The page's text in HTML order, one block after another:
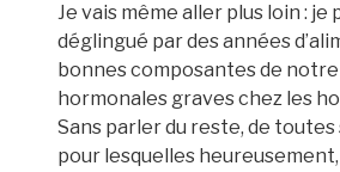
Je vais même aller plus loin :
déglingué par des années
bonnes composantes de
hormonales graves chez les
Sans parler du reste, de
pour lesquelles